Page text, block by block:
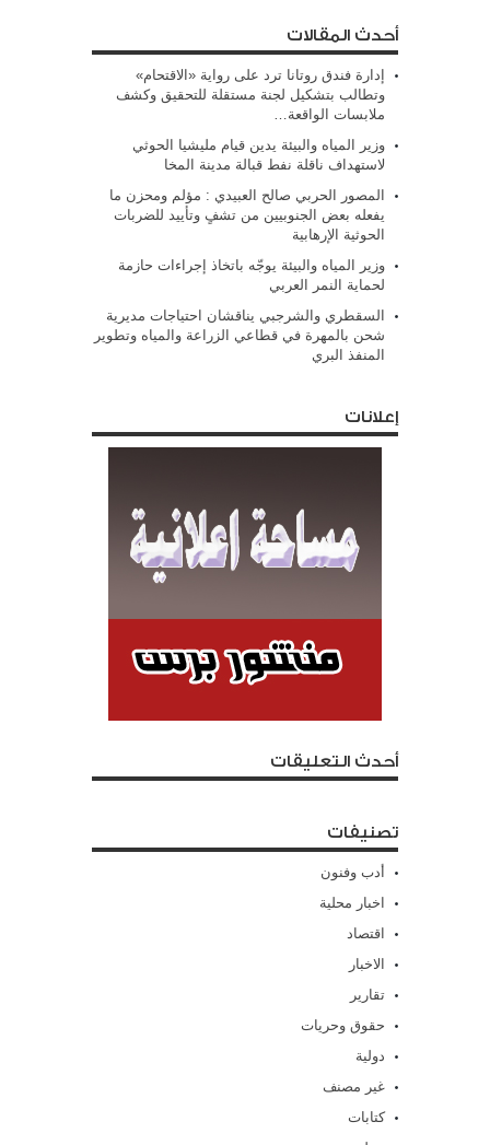
أحدث المقالات
إدارة فندق روتانا ترد على رواية «الاقتحام»
وتطالب بتشكيل لجنة مستقلة للتحقيق وكشف
ملابسات الواقعة…
وزير المياه والبيئة يدين قيام مليشيا الحوثي
لاستهداف ناقلة نفط قبالة مدينة المخا
المصور الحربي صالح العبيدي : مؤلم ومحزن ما
يفعله بعض الجنوبيين من تشفٍ وتأييد للضربات
الحوثية الإرهابية
وزير المياه والبيئة يوجّه باتخاذ إجراءات حازمة
لحماية النمر العربي
السقطري والشرجبي يناقشان احتياجات مديرية
شحن بالمهرة في قطاعي الزراعة والمياه وتطوير
المنفذ البري
إعلانات
أحدث التعليقات
تصنيفات
أدب وفنون
اخبار محلية
اقتصاد
الاخبار
تقارير
حقوق وحريات
دولية
غير مصنف
كتابات